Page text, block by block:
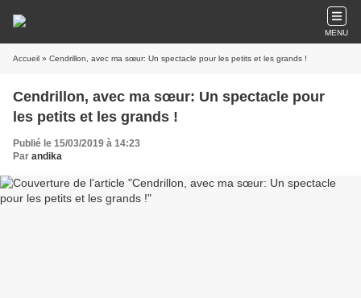
MENU
Accueil » Cendrillon, avec ma sœur: Un spectacle pour les petits et les grands !
Cendrillon, avec ma sœur: Un spectacle pour
les petits et les grands !
Publié le 15/03/2019 à 14:23
Par andika